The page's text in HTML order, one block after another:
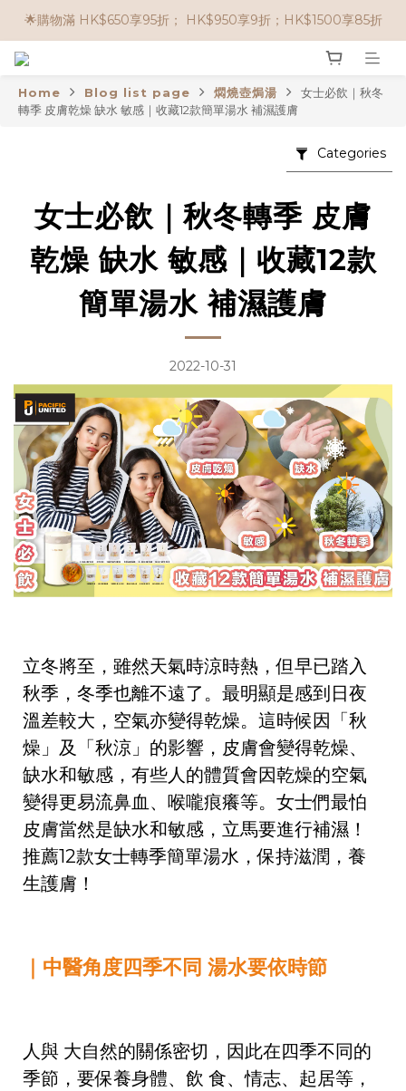
🌟購物滿 HK$650享95折； HK$950享9折；HK$1500享85折
🌟購物滿 HK$650享95折； HK$950享9折；HK$1500享85折
任選兩件$80！ 🌟韓國骨膠原啫喱：$270/3件；$510/6件
Home Blog list page 燜燒壺焗湯
女士必飲｜秋冬
轉季 皮膚乾燥 缺水 敏感｜收藏12款簡單湯水 補濕護膚
Categories
女士必飲｜秋冬轉季 皮膚
乾燥 缺水 敏感｜收藏12款
簡單湯水 補濕護膚
2022-10-31
立冬將至，雖然天氣時涼時熱，但早已踏入
秋季，冬季也離不遠了。最明顯是感到日夜
溫差較大，空氣亦變得乾燥。這時候因「秋
燥」及「秋涼」的影響，皮膚會變得乾燥、
缺水和敏感，有些人的體質會因乾燥的空氣
變得更易流鼻血、喉嚨痕癢等。女士們最怕
皮膚當然是缺水和敏感，立馬要進行補濕！
推薦12款女士轉季簡單湯水，保持滋潤，養
生護膚！
｜中醫角度四季不同 湯水要依時節
人與 大自然的關係密切，因此在四季不同的
季節，要保養身體、飲 食、情志、起居等，